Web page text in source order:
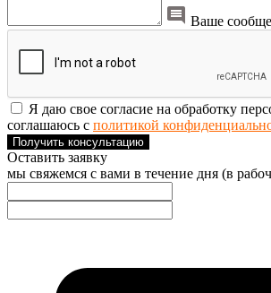
Ваше
Я даю свое согласие на обработку
соглашаюсь с политикой
Получить консультацию
Оставить заявку
мы свяжемся с вами в течение дня (в